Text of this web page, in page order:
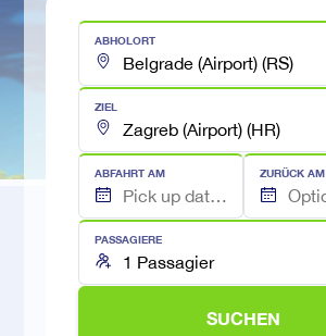
ABHOLORT
ZIEL
ABFAHRT AM ZURÜCK AM
PASSAGIERE
SUCHEN